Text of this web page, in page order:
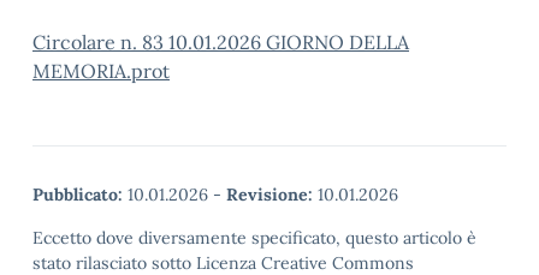
Circolare n. 83 10.01.2026 GIORNO DELLA
MEMORIA.prot
Pubblicato: 10.01.2026 - Revisione: 10.01.2026
Eccetto dove diversamente specificato, questo articolo è
stato rilasciato sotto Licenza Creative Commons